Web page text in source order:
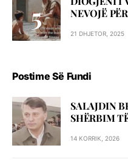
NEVOJË
21 DHJETOR, 2025
Postime Së Fundi
SALAJDIN
SHЁRBIM
14 KORRIK, 2026